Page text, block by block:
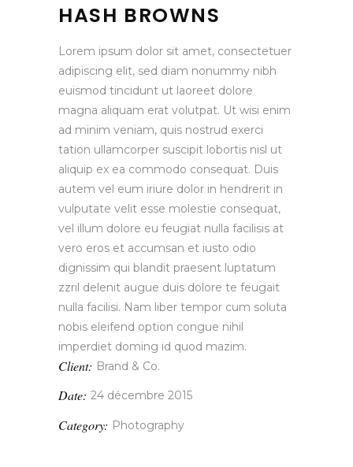
HASH BROWNS
Lorem ipsum dolor sit amet, consectetuer
adipiscing elit, sed diam nonummy nibh
euismod tincidunt ut laoreet dolore
magna aliquam erat volutpat. Ut wisi enim
ad minim veniam, quis nostrud exerci
tation ullamcorper suscipit lobortis nisl ut
aliquip ex ea commodo consequat. Duis
autem vel eum iriure dolor in hendrerit in
vulputate velit esse molestie consequat,
vel illum dolore eu feugiat nulla facilisis at
vero eros et accumsan et iusto odio
dignissim qui blandit praesent luptatum
zzril delenit augue duis dolore te feugait
nulla facilisi. Nam liber tempor cum soluta
nobis eleifend option congue nihil
imperdiet doming id quod mazim.
Client: Brand & Co.
Date: 24 décembre 2015
Category: Photography